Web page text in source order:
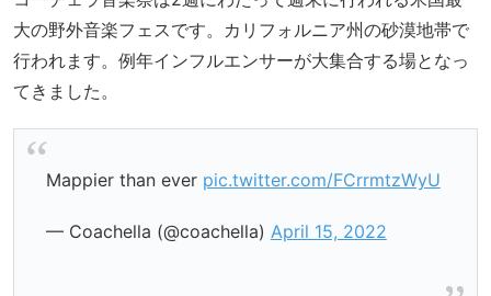
大の野外音楽フェスです。カリフォルニア州の砂漠地帯で
行われます。例年インフルエンサーが大集合する場となっ
てきました。
Mappier than ever pic.twitter.com/FCrrmtzWyU
— Coachella (@coachella) April 15, 2022